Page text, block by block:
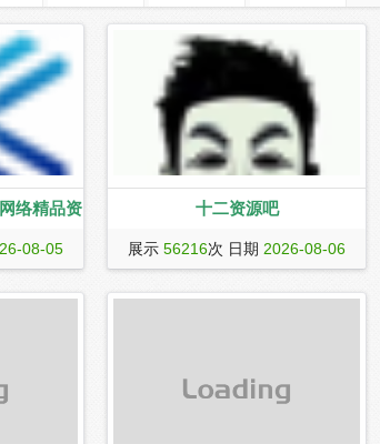
络精品资
,网站源
娱乐网
08-05
十二资源吧
十二资源吧,每天准时更新全网精品资源,
展示 56216次 日期 2026-08-06